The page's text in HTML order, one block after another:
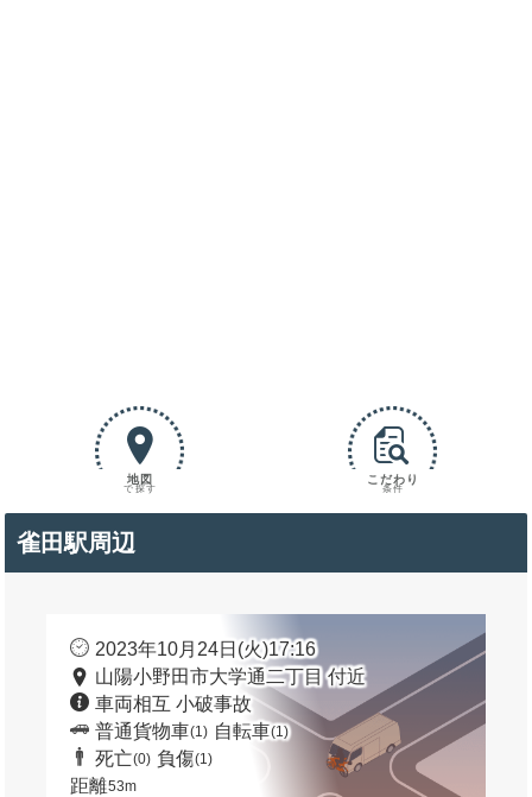
地図
で探す
こだわり
条件
雀田駅周辺
2023年10月24日(火)17:16
山陽小野田市大学通二丁目 付近
車両相互 小破事故
普通貨物車(1) 自転車(1)
死亡(0) 負傷(1)
距離53m